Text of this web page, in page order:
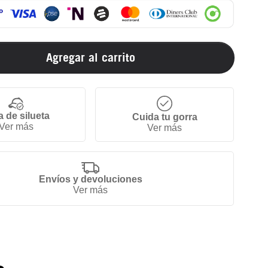
Agregar al carrito
de silueta
más
Cuida tu gorra
Ver más
Envíos y devoluciones
Ver más